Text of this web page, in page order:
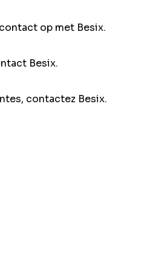
op met Besix.
Besix.
contactez Besix.